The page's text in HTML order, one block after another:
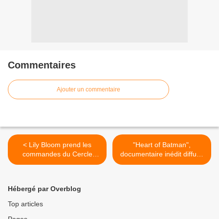
Commentaires
Ajouter un commentaire
< Lily Bloom prend les
commandes du Cercle
Cinéma dès ce samedi sur
"Heart of Batman",
documentaire inédit diffusé
ce samedi sur Toonami >
Hébergé par Overblog
Top articles